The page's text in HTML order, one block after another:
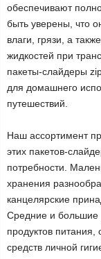
обеспечивают
быть уверены, что
влаги, грязи, а
жидкостей при
пакеты-слайдеры
для домашнего
путешествий.
Наш ассортимент
этих пакетов-
потребности.
хранения
канцелярские
Средние и большие
продуктов
средств личной